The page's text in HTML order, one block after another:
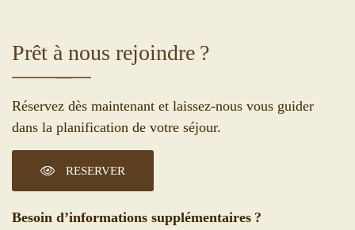
Prêt à nous rejoindre ?
Réservez dès maintenant et laissez-nous vous guider
dans la planification de votre séjour.
RESERVER
Besoin d’informations supplémentaires ?